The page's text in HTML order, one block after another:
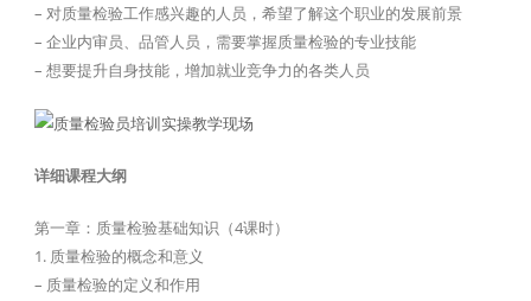
– 对质量检验工作感兴趣的人员，希望了解这个职业的发展前景
– 企业内审员、品管人员，需要掌握质量检验的专业技能
– 想要提升自身技能，增加就业竞争力的各类人员
详细课程大纲
第一章：质量检验基础知识（4课时）
1. 质量检验的概念和意义
– 质量检验的定义和作用